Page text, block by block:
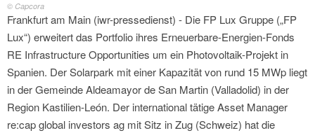
© Capcora
Frankfurt am Main (iwr-pressedienst) - Die FP Lux Gruppe („FP
Lux“) erweitert das Portfolio ihres Erneuerbare-Energien-Fonds
RE Infrastructure Opportunities um ein Photovoltaik-Projekt in
Spanien. Der Solarpark mit einer Kapazität von rund 15 MWp liegt
in der Gemeinde Aldeamayor de San Martin (Valladolid) in der
Region Kastilien-León. Der international tätige Asset Manager
re:cap global investors ag mit Sitz in Zug (Schweiz) hat die